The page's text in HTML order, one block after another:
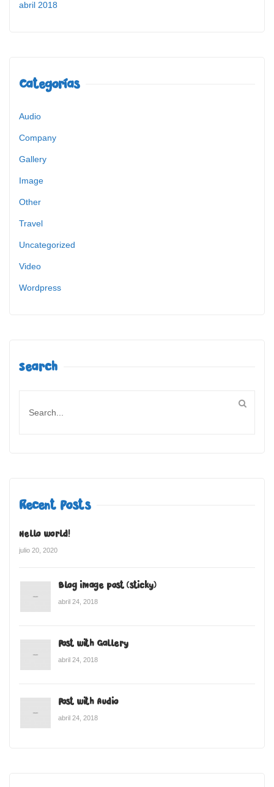
abril 2018
Categorías
Audio
Company
Gallery
Image
Other
Travel
Uncategorized
Video
Wordpress
Search
Recent Posts
Hello world!
julio 20, 2020
Blog image post (sticky)
abril 24, 2018
Post with Gallery
abril 24, 2018
Post with Audio
abril 24, 2018